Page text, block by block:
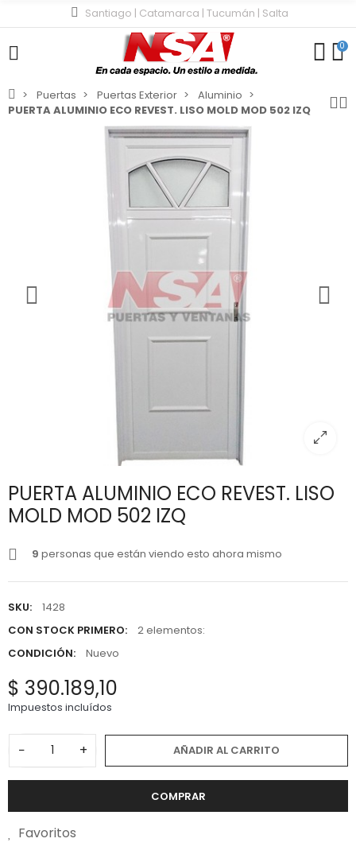
Santiago | Catamarca | Tucumán | Salta
0
Puertas Puertas Exterior
Aluminio
PUERTA ALUMINIO ECO REVEST. LISO MOLD MOD 502 IZQ
PUERTA ALUMINIO ECO REVEST. LISO
MOLD MOD 502 IZQ
9 personas que están viendo esto ahora mismo
SKU:
1428
CON STOCK PRIMERO:
2 elementos:
CONDICIÓN:
Nuevo
$ 390.189,10
Impuestos incluídos
− + AÑADIR AL CARRITO
COMPRAR
Favoritos